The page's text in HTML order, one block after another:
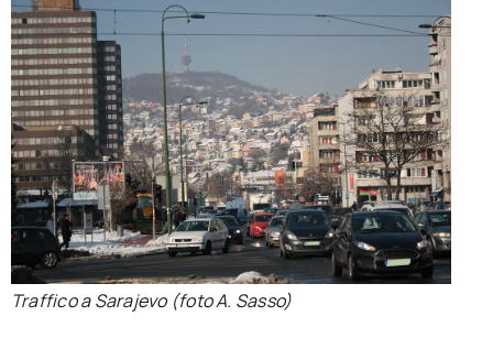
Traffico a Sarajevo (foto A. Sasso)